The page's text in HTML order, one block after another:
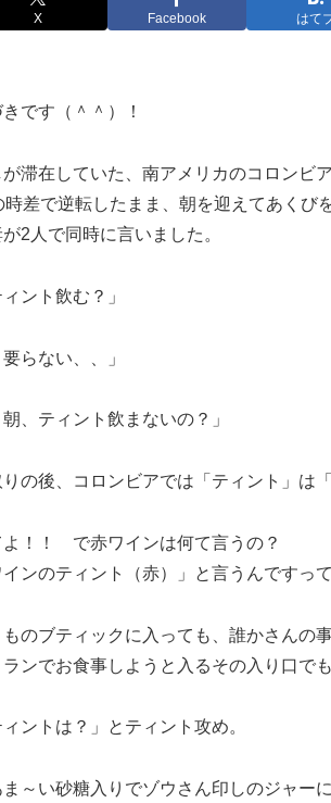
X Facebook はて
です（＾＾）！
滞在していた、南アメリカのコロンビア
時差で逆転したまま、朝を迎えてあくび
2人で同時に言いました。
ィント飲む？」
らない、、」
、ティント飲まないの？」
の後、コロンビアでは「ティント」は
よ！！ で赤ワインは何て言うの？
インのティント（赤）」と言うんですっ
のブティックに入っても、誰かさんの
ンでお食事しようと入るその入り口でも
ィントは？」とティント攻め。
～い砂糖入りでゾウさん印しのジャー